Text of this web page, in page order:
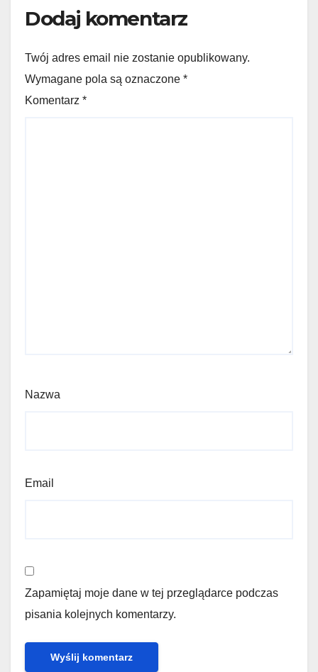
Dodaj komentarz
Twój adres email nie zostanie opublikowany.
Wymagane pola są oznaczone *
Komentarz *
Nazwa
Email
Zapamiętaj moje dane w tej przeglądarce podczas
pisania kolejnych komentarzy.